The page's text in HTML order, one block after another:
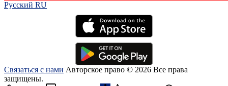
Русский RU‎
Связаться с нами Авторское право © 2026 Все права
защищены.